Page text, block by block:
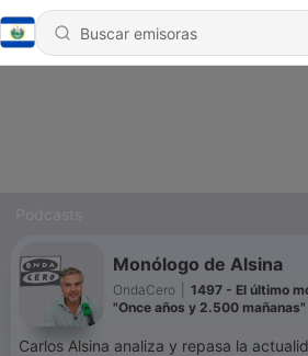
Monólogo de Alsina
OndaCero
1497 - El último
"Once años y 2.500 mañanas"
Carlos Alsina analiza y repasa la